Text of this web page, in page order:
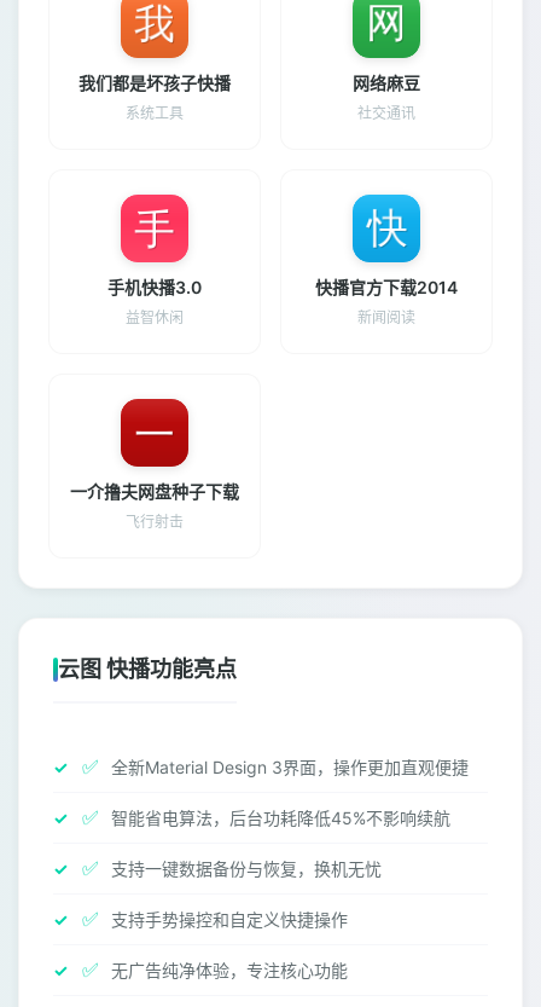
我们都是坏孩子快播
系统工具
网络麻豆
社交通讯
手机快播3.0
益智休闲
快播官方下载2014
新闻阅读
一介撸夫网盘种子下载
飞行射击
云图 快播功能亮点
✅ 全新Material Design 3界面，操作更加直观便捷
✅ 智能省电算法，后台功耗降低45%不影响续航
✅ 支持一键数据备份与恢复，换机无忧
✅ 支持手势操控和自定义快捷操作
✅ 无广告纯净体验，专注核心功能